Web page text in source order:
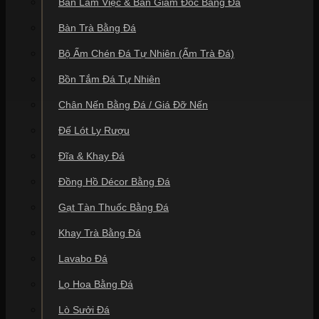
linh hoạt hơn rất nhiều.
Bàn ghế đá cho không gian sân vườn biệt
Với không gian biệt thự rộng lớn, bàn ghế đá không chỉ là
thường tư vấn khách hàng chọn những bộ có kích thước
bật. Ví dụ, một bộ bàn ghế đá trắng giữa thảm cỏ xanh
tạo nên một khung cảnh cực kỳ ấn tượng. Khi thi công
móng vì trọng lượng của đá tự nhiên rất lớn, nếu không
nghiêng lún.
Bên cạnh yếu tố thẩm mỹ, tôi cũng chú ý đến sự tiện
cao bàn và ghế phù hợp để người ngồi cảm thấy thoải
rộng rãi để có thể đặt vừa các bộ ấm chén, bình hoa hoặc
khu vực phía Bắc như Hà Nội, Phú Thọ, nơi có mùa đông
Bàn Trà Bằng Đá
Bộ Ấm Chén Đá Tự Nhiên (Ấm Trà Đá)
Bồn Tắm Đá Tự Nhiên
Chân Nến Bằng Đá / Giá Đỡ Nến
Đế Lót Ly Rượu
Đĩa & Khay Đá
Đồng Hồ Décor Bằng Đá
Gạt Tàn Thuốc Bằng Đá
Khay Trà Bằng Đá
Lavabo Đá
Lọ Hoa Bằng Đá
Lò Sưởi Đá